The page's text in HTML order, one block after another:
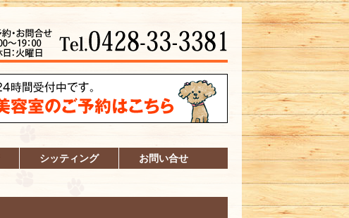
シッティング お問い合せ